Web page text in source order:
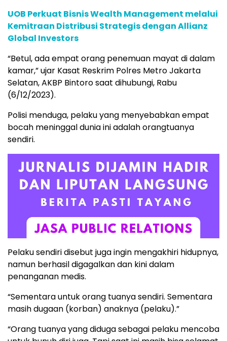
UOB Perkuat Bisnis Wealth Management melalui
Kemitraan Distribusi Strategis dengan Allianz
Global Investors
“Betul, ada empat orang penemuan mayat di dalam
kamar,” ujar Kasat Reskrim Polres Metro Jakarta
Selatan, AKBP Bintoro saat dihubungi, Rabu
(6/12/2023).
Polisi menduga, pelaku yang menyebabkan empat
bocah meninggal dunia ini adalah orangtuanya
sendiri.
Pelaku sendiri disebut juga ingin mengakhiri hidupnya,
namun berhasil digagalkan dan kini dalam
penanganan medis.
“Sementara untuk orang tuanya sendiri. Sementara
masih dugaan (korban) anaknya (pelaku).”
“Orang tuanya yang diduga sebagai pelaku mencoba